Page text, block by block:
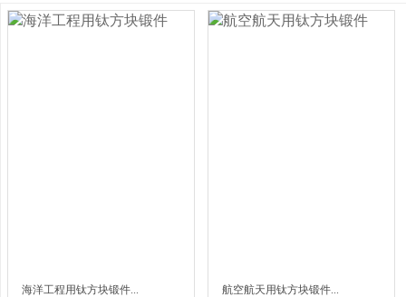
钛法兰
海洋工程用钛方块锻件... 航空航天用钛方块锻件...